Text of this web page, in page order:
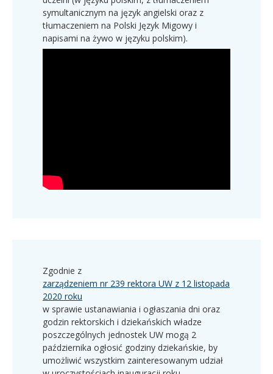
symultanicznym na język angielski oraz z
tłumaczeniem na Polski Język Migowy i
napisami na żywo w języku polskim).
Zgodnie z
zarządzeniem nr 239 rektora UW z 12 listopada
2020 roku
w sprawie ustanawiania i ogłaszania dni oraz
godzin rektorskich i dziekańskich władze
poszczególnych jednostek UW mogą 2
października ogłosić godziny dziekańskie, by
umożliwić wszystkim zainteresowanym udział